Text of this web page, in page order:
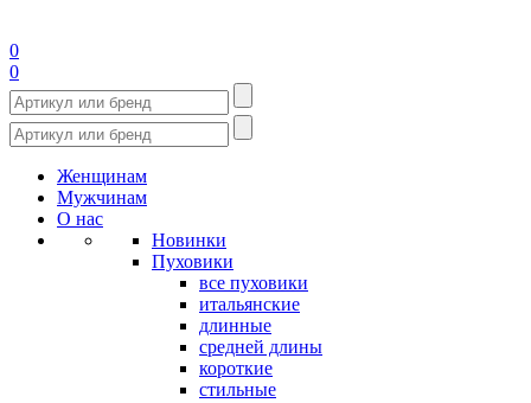
0
0
Женщинам
Мужчинам
О нас
Новинки
Пуховики
все пуховики
итальянские
длинные
средней длины
короткие
стильные